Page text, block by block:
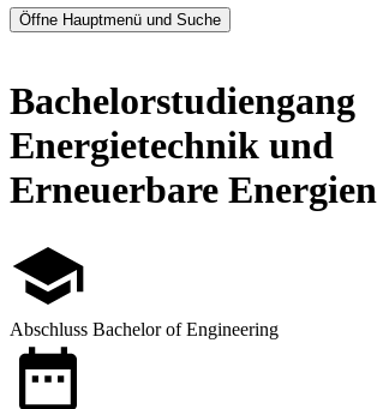
Öffne Hauptmenü und Suche
Bachelorstudiengang
Energietechnik und
Erneuerbare Energien
Abschluss Bachelor of Engineering